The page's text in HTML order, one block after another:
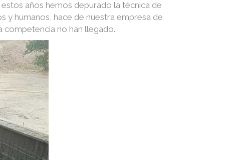
años hemos depurado la técnica de
y humanos, hace de nuestra empresa de
competencia no han llegado.